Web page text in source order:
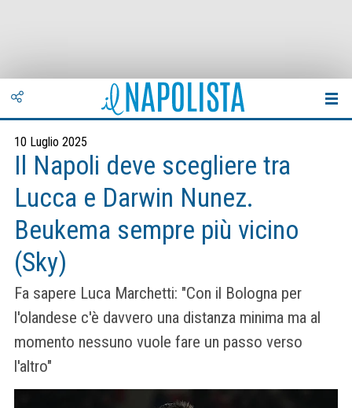
10 Luglio 2025
Il Napoli deve scegliere tra
Lucca e Darwin Nunez.
Beukema sempre più vicino
(Sky)
Fa sapere Luca Marchetti: "Con il Bologna per
l'olandese c'è davvero una distanza minima ma al
momento nessuno vuole fare un passo verso
l'altro"